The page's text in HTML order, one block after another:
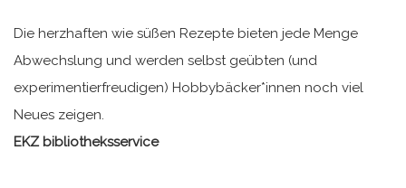
Die herzhaften wie süßen Rezepte bieten jede Menge
Abwechslung und werden selbst geübten (und
experimentierfreudigen) Hobbybäcker*innen noch viel
Neues zeigen.
EKZ bibliotheksservice